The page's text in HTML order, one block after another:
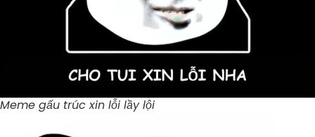
Meme gấu trúc xin lỗi lầy lội